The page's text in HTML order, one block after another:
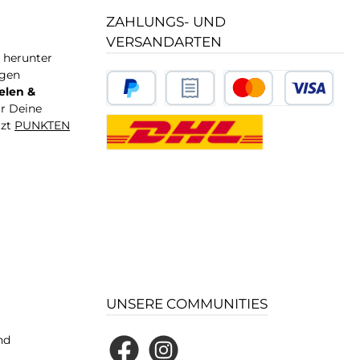
herunter
&
Deine
PUNKTEN
ZAHLUNGS- UND
VERSANDARTEN
UNSERE COMMUNITIES
FacebookInstagram